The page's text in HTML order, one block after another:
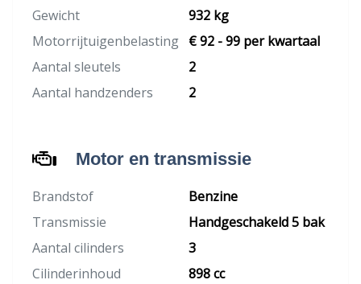
Gewicht
932 kg
Motorrijtuigenbelasting € 92 - 99 per kwartaal
Aantal sleutels
2
Aantal handzenders
2
Motor en transmissie
Brandstof
Benzine
Transmissie
Handgeschakeld 5 bak
Aantal cilinders
3
Cilinderinhoud
898 cc